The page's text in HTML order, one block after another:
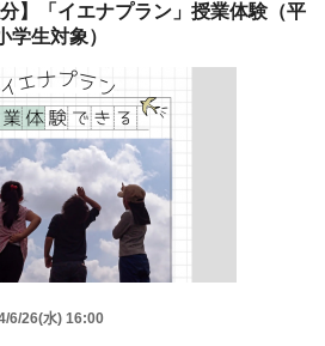
】「イエナプラン」授業体験（平
学生対象）
6/26(水) 16:00